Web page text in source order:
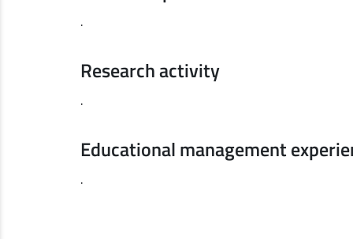
.
Research activity
.
Educational management
.